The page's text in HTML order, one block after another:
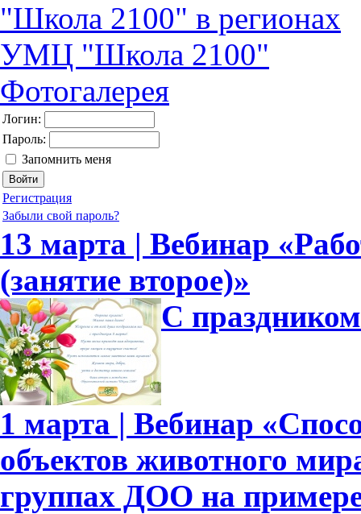
"Школа 2100" в регионах
УМЦ "Школа 2100"
Фотогалерея
Логин:
Пароль:
Запомнить меня
Регистрация
Забыли свой пароль?
13 марта | Вебинар
(занятие второе)»
С
1 марта | Вебинар
объектов животного
группах ДОО на